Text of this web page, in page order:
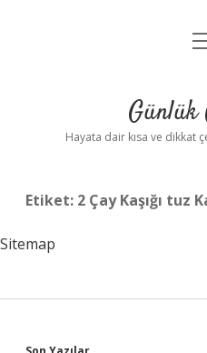
Yasal
Hayata dair kısa ve dikkat
Etiket: 2 Çay Kaşığı tuz
Sitemap